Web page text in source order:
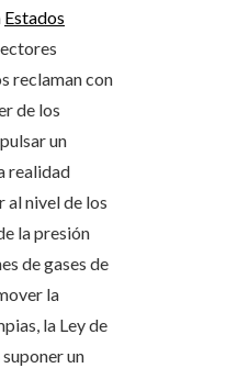
Estados
reclaman con
de los
un
realidad
al nivel de los
la presión
de gases de
la
la Ley de
un